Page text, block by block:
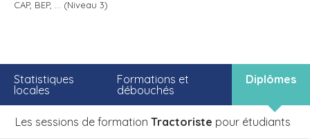
CAP, BEP, ... (Niveau 3)
Statistiques
locales
Formations et
débouchés
Diplômes
Les sessions de formation Tractoriste pour étudiants